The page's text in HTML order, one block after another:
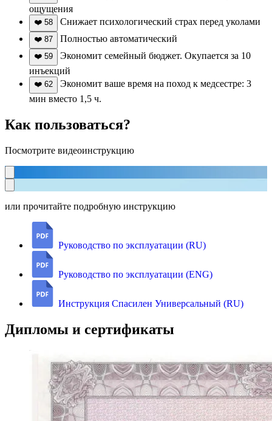
ощущения
❤️ 58 Снижает психологический страх перед уколами
❤️ 87 Полностью автоматический
❤️ 59
Экономит семейный бюджет. Окупается за 10
инъекций
❤️ 62
Экономит ваше время на поход к медсестре: 3
мин вместо 1,5 ч.
Как пользоваться?
Посмотрите видеоинструкцию
или прочитайте подробную инструкцию
Руководство по эксплуатации (RU)
Руководство по эксплуатации (ENG)
Инструкция Спасилен Универсальный (RU)
Дипломы и сертификаты